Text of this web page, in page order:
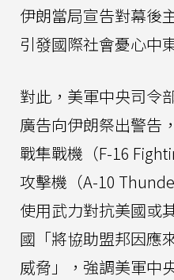
伊朗當局宣告對幕後
引發國際社會憂心中
對此，美軍中央司令
廣告向伊朗祭出警告
戰隼戰機（F-16
攻擊機（A-10
使用武力對抗美國或
國「將協助盟邦因應
威脅」，強調美軍中